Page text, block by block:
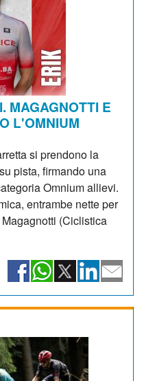
MAGAGNOTTI E
L'OMNIUM
si prendono la
pista, firmando una
Omnium allievi.
entrambe nette per
(Ciclistica